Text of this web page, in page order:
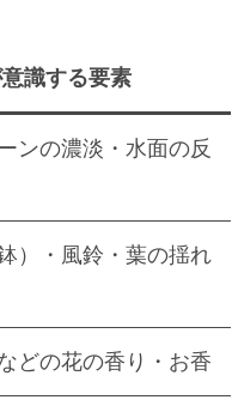
識する要素
ンの濃淡・水面の反
）・風鈴・葉の揺れ
どの花の香り・お香